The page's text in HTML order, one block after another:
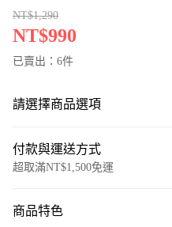
NT$1,290
NT$990
已賣出：6件
請選擇商品選項
付款與運送方式
超取滿NT$1,500免運
信用卡一次付款
商品特色